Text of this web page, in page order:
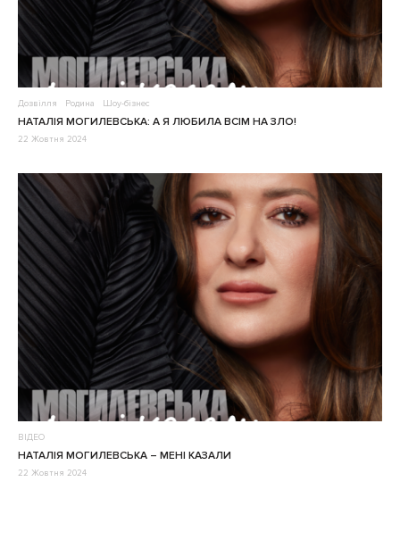
Дозвілля Родина Шоу-бізнес
НАТАЛІЯ МОГИЛЕВСЬКА: А Я ЛЮБИЛА ВСІМ НА ЗЛО!
22 Жовтня 2024
ВІДЕО
НАТАЛІЯ МОГИЛЕВСЬКА – МЕНІ КАЗАЛИ
22 Жовтня 2024